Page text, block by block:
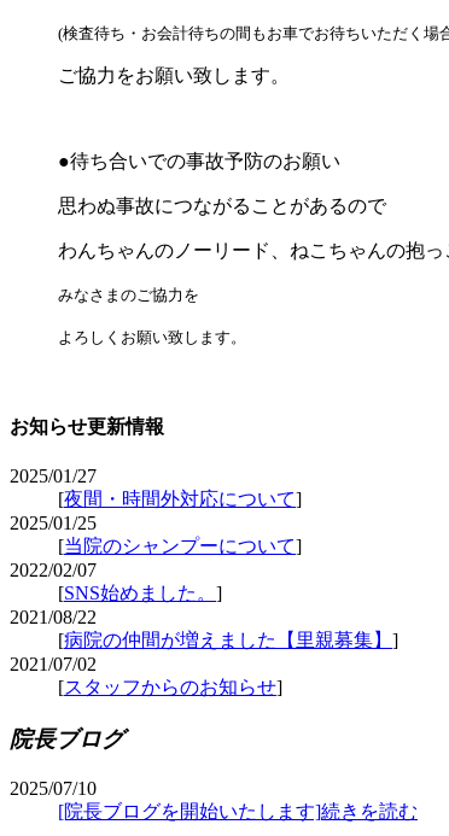
(検査待ち・お会計待ちの間もお車でお待ちいただく場
ご協力をお願い致します。
●待ち合いでの事故予防のお願い
思わぬ事故につながることがあるので
わんちゃんのノーリード、ねこちゃんの抱っ
みなさまのご協力を
よろしくお願い致します。
お知らせ更新情報
2025/01/27
[夜間・時間外対応について]
2025/01/25
[当院のシャンプーについて]
2022/02/07
[SNS始めました。 ]
2021/08/22
[病院の仲間が増えました【里親募集】 ]
2021/07/02
[スタッフからのお知らせ]
院長ブログ
2025/07/10
[院長ブログを開始いたします]続きを読む